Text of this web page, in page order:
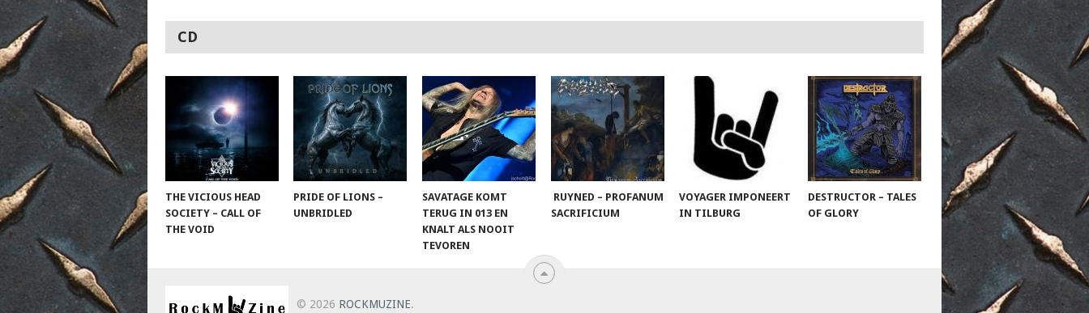
CD
THE VICIOUS HEAD
SOCIETY – CALL OF
THE VOID
PRIDE OF LIONS –
UNBRIDLED
SAVATAGE KOMT
TERUG IN 013 EN
KNALT ALS NOOIT
TEVOREN
RUYNED – PROFANUM
SACRIFICIUM
VOYAGER IMPONEERT
IN TILBURG
DESTRUCTOR – TALES
OF GLORY
© 2026 ROCKMUZINE.